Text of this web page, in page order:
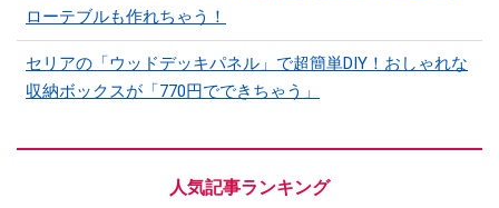
ローテブルも作れちゃう！
セリアの「ウッドデッキパネル」で超簡単DIY！おしゃれな
収納ボックスが「770円でできちゃう」